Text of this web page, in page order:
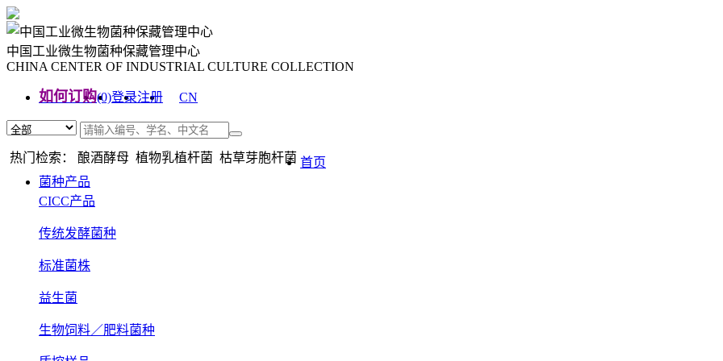
中国工业微生物菌种保藏管理中心
CHINA CENTER OF INDUSTRIAL CULTURE COLLECTION
如何订购(0)登录注册
CN
热门检索： 酿酒酵母 植物乳植杆菌 枯草芽胞杆菌 首页
菌种产品
CICC产品
传统发酵菌种
标准菌株
益生菌
生物饲料／肥料菌种